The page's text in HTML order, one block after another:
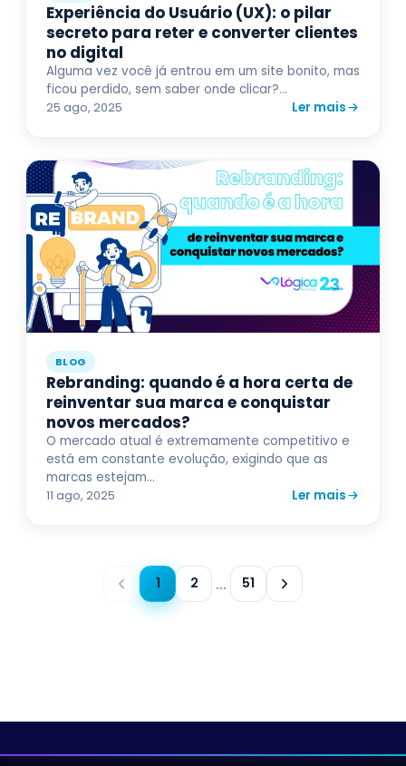
Experiência do Usuário (UX): o pilar
secreto para reter e converter clientes
no digital
Alguma vez você já entrou em um site bonito, mas
ficou perdido, sem saber onde clicar?...
25 ago, 2025
Ler mais
BLOG
Rebranding: quando é a hora certa de
reinventar sua marca e conquistar
novos mercados?
O mercado atual é extremamente competitivo e
está em constante evolução, exigindo que as
marcas estejam...
11 ago, 2025
Ler mais
1 2 … 51